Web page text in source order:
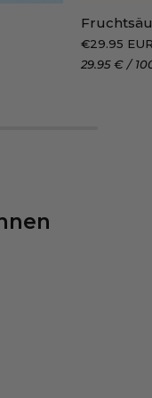
€29.95
29.95 € /